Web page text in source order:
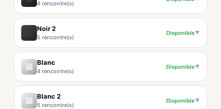
4 rencontre(s)
Noir 2
5 rencontre(s)
Disponible▼
Blanc
4 rencontre(s)
Disponible▼
Blanc 2
5 rencontre(s)
Disponible▼